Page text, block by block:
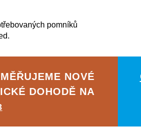
pomníků
NOVÉ
DOHODĚ NA